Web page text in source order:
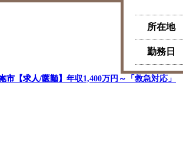
所在地
勤務日
市【求人/常勤】
市【求人/医師】年収1,400万円～「救急対応」